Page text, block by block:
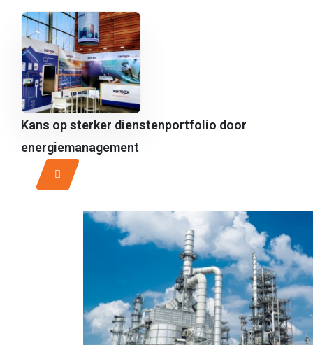
Kans op sterker dienstenportfolio door
energiemanagement